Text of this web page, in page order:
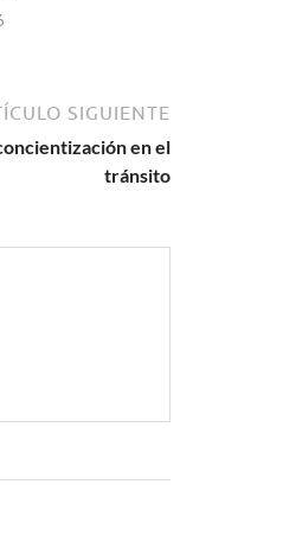
SIGUIENTE
en el
tránsito